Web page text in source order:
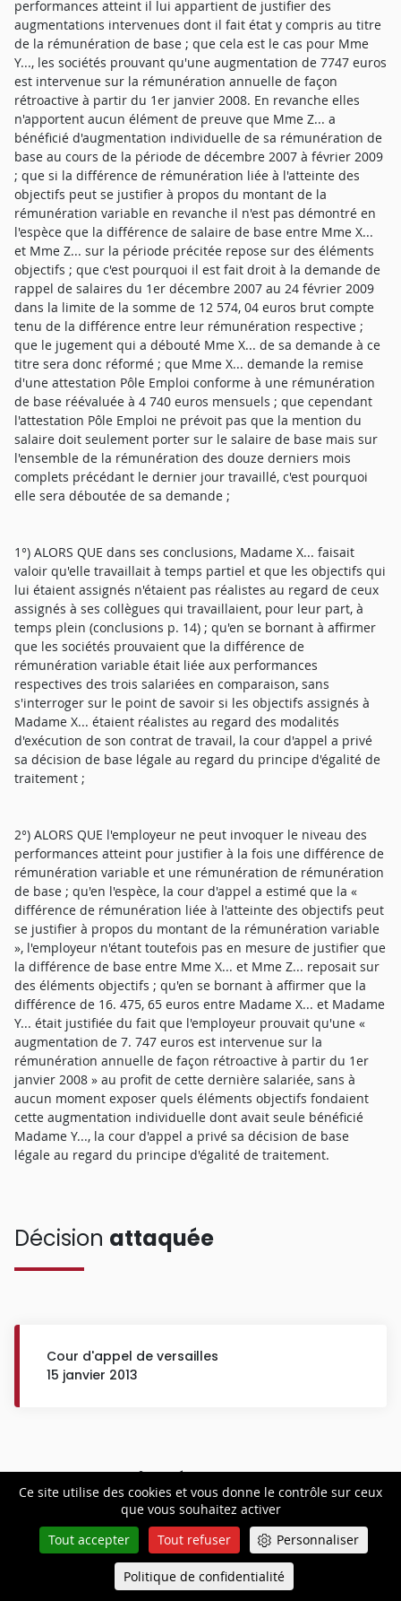
Ce site utilise des cookies et vous donne le contrôle sur ceux
que vous souhaitez activer
Tout accepter
Tout refuser Personnaliser
Politique de confidentialité
performances atteint il lui appartient de justifier des
augmentations intervenues dont il fait état y compris au titre
de la rémunération de base ; que cela est le cas pour Mme
Y..., les sociétés prouvant qu'une augmentation de 7747 euros
est intervenue sur la rémunération annuelle de façon
rétroactive à partir du 1er janvier 2008. En revanche elles
n'apportent aucun élément de preuve que Mme Z... a
bénéficié d'augmentation individuelle de sa rémunération de
base au cours de la période de décembre 2007 à février 2009
; que si la différence de rémunération liée à l'atteinte des
objectifs peut se justifier à propos du montant de la
rémunération variable en revanche il n'est pas démontré en
l'espèce que la différence de salaire de base entre Mme X...
et Mme Z... sur la période précitée repose sur des éléments
objectifs ; que c'est pourquoi il est fait droit à la demande de
rappel de salaires du 1er décembre 2007 au 24 février 2009
dans la limite de la somme de 12 574, 04 euros brut compte
tenu de la différence entre leur rémunération respective ;
que le jugement qui a débouté Mme X... de sa demande à ce
titre sera donc réformé ; que Mme X... demande la remise
d'une attestation Pôle Emploi conforme à une rémunération
de base réévaluée à 4 740 euros mensuels ; que cependant
l'attestation Pôle Emploi ne prévoit pas que la mention du
salaire doit seulement porter sur le salaire de base mais sur
l'ensemble de la rémunération des douze derniers mois
complets précédant le dernier jour travaillé, c'est pourquoi
elle sera déboutée de sa demande ;
1°) ALORS QUE dans ses conclusions, Madame X... faisait
valoir qu'elle travaillait à temps partiel et que les objectifs qui
lui étaient assignés n'étaient pas réalistes au regard de ceux
assignés à ses collègues qui travaillaient, pour leur part, à
temps plein (conclusions p. 14) ; qu'en se bornant à affirmer
que les sociétés prouvaient que la différence de
rémunération variable était liée aux performances
respectives des trois salariées en comparaison, sans
s'interroger sur le point de savoir si les objectifs assignés à
Madame X... étaient réalistes au regard des modalités
d'exécution de son contrat de travail, la cour d'appel a privé
sa décision de base légale au regard du principe d'égalité de
traitement ;
2°) ALORS QUE l'employeur ne peut invoquer le niveau des
performances atteint pour justifier à la fois une différence de
rémunération variable et une rémunération de rémunération
de base ; qu'en l'espèce, la cour d'appel a estimé que la «
différence de rémunération liée à l'atteinte des objectifs peut
se justifier à propos du montant de la rémunération variable
», l'employeur n'étant toutefois pas en mesure de justifier que
la différence de base entre Mme X... et Mme Z... reposait sur
des éléments objectifs ; qu'en se bornant à affirmer que la
différence de 16. 475, 65 euros entre Madame X... et Madame
Y... était justifiée du fait que l'employeur prouvait qu'une «
augmentation de 7. 747 euros est intervenue sur la
rémunération annuelle de façon rétroactive à partir du 1er
janvier 2008 » au profit de cette dernière salariée, sans à
aucun moment exposer quels éléments objectifs fondaient
cette augmentation individuelle dont avait seule bénéficié
Madame Y..., la cour d'appel a privé sa décision de base
légale au regard du principe d'égalité de traitement.
Décision attaquée
Cour d'appel de versailles
15 janvier 2013
Textesappliqués
Queue-Fair